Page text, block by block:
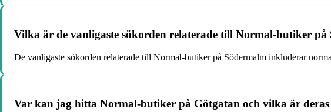
Vilka är de vanligaste sökorden relaterade till Normal-butiker på
De vanligaste sökorden relaterade till Normal-butiker på Södermalm inkluderar
Var kan jag hitta Normal-butiker på Götgatan och vilka är deras